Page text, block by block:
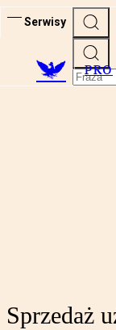
Serwisy
PRO
Sprzedaż